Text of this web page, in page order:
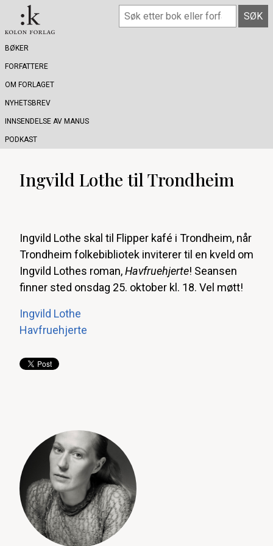
BØKER
FORFATTERE
OM FORLAGET
NYHETSBREV
INNSENDELSE AV MANUS
PODKAST
Ingvild Lothe til Trondheim
Ingvild Lothe skal til Flipper kafé i Trondheim, når
Trondheim folkebibliotek inviterer til en kveld om
Ingvild Lothes roman,Havfruehjerte! Seansen
finner sted onsdag 25. oktober kl. 18. Vel møtt!
Ingvild Lothe
Havfruehjerte